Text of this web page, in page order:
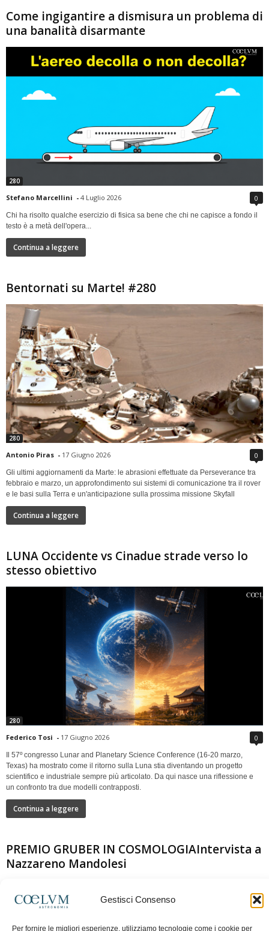
Gestisci Consenso
Per fornire le migliori esperienze, utilizziamo tecnologie come i cookie per
Come ingigantire a dismisura un problema di
una banalità disarmante
280
Stefano Marcellini - 4 Luglio 2026 0
Chi ha risolto qualche esercizio di fisica sa bene che chi ne capisce a fondo il
testo è a metà dell'opera...
Continua a leggere
Bentornati su Marte! #280
280
Antonio Piras - 17 Giugno 2026 0
Gli ultimi aggiornamenti da Marte: le abrasioni effettuate da Perseverance tra
febbraio e marzo, un approfondimento sui sistemi di comunicazione tra il rover
e le basi sulla Terra e un'anticipazione sulla prossima missione Skyfall
Continua a leggere
LUNA Occidente vs Cinadue strade verso lo
stesso obiettivo
280
Federico Tosi - 17 Giugno 2026 0
Il 57º congresso Lunar and Planetary Science Conference (16-20 marzo,
Texas) ha mostrato come il ritorno sulla Luna stia diventando un progetto
scientifico e industriale sempre più articolato. Da qui nasce una riflessione e
un confronto tra due modelli contrapposti.
Continua a leggere
PREMIO GRUBER IN COSMOLOGIAIntervista a
Nazzareno Mandolesi